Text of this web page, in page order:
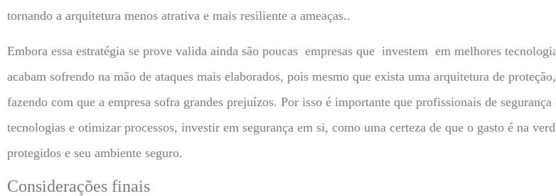
tornando a arquitetura menos atrativa e mais resiliente a ameaças..
Embora essa estratégia se prove valida ainda são poucas empresas que investem em melhores
acabam sofrendo na mão de ataques mais elaborados, pois mesmo que exista uma arquitetura de
fazendo com que a empresa sofra grandes prejuízos. Por isso é importante que profissionais de
tecnologias e otimizar processos, investir em segurança em si, como uma certeza de que o gasto é na
protegidos e seu ambiente seguro.
Considerações finais